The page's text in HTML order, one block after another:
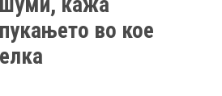
во кое